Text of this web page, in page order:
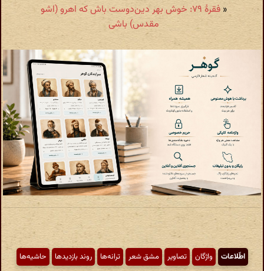
«
فقرۀ ۷۹: خوش بهر دین‌دوست باش که اهرو (‌اشو
مقدس‌) باشی
اطّلاعات واژگان تصاویر مشق شعر ترانه‌ها روند بازدیدها حاشیه‌ها